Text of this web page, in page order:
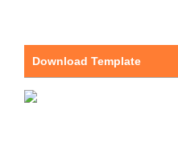
Download Template